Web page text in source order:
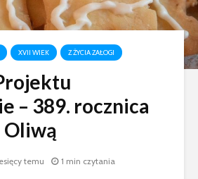
XVII WIEK Z ŻYCIA ZAŁOGI
– 389. rocznica
Oliwą
temu 1 min czytania